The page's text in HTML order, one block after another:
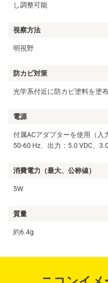
し調整可能
視察方法
明視野
防カビ対策
光学系付近に防カビ塗料を塗
電源
付属ACアダプターを使用（入
50-60 Hz、出力：5.0 VDC、
消費電力（最大、公称値）
5W
質量
約6.4g